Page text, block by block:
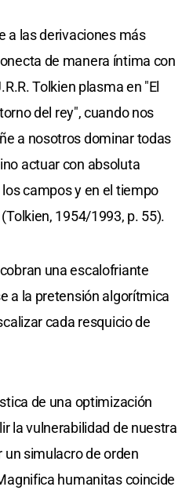
a las derivaciones más
de manera íntima con
Tolkien plasma en "El
del rey", cuando nos
a nosotros dominar todas
actuar con absoluta
campos y en el tiempo
1954/1993, p. 55).
una escalofriante
a la pretensión algorítmica
cada resquicio de
de una optimización
la vulnerabilidad de nuestra
simulacro de orden
humanitas coincide